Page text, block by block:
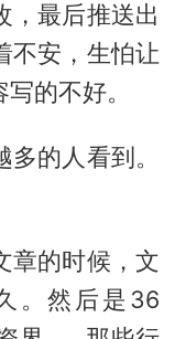
，最后推送出
不安，生怕让
的不好。
的人看到。
章的时候，文
。然后是36